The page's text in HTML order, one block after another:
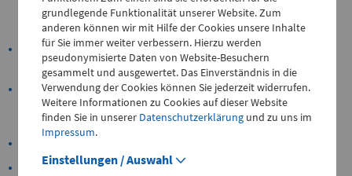
Telefon
0172 - 377 2436
Kinderchirurgische
Notfallambulanz
Angiographie, Röntgenkinematographie des Schluckvorganges,
konventionelle Röntgendiagnostik, Farbduplex-Sonographie
Intraoperatives EMG- Nervenüberwachungsgerät (intraoperatives
Neuromonitoring)
moderne Operationssäle mit Operationsmikroskopen und
Kohlendioxydlaser, sowie hochauflösende Navigationssysteme,
beispielsweise für Nasennebenhöhlenoperationen
EDV-Netzwerk in der Ambulanz, allen Stationen und
grundlegende Funktionalität unserer Website. Zum
anderen können wir mit Hilfe der Cookies unsere Inhalte
für Sie immer weiter verbessern. Hierzu werden
pseudonymisierte Daten von Website-Besuchern
gesammelt und ausgewertet. Das Einverständnis in die
Verwendung der Cookies können Sie jederzeit widerrufen.
Weitere Informationen zu Cookies auf dieser Website
finden Sie in unserer Datenschutzerklärungund zu uns im
Impressum.
Einstellungen / Auswahl